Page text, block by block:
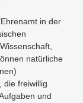
in der
natürliche
die freiwillig
und